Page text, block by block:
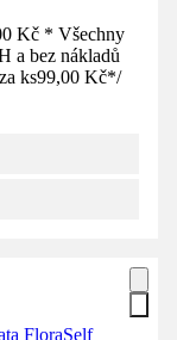
Kč * Všechny
a bez nákladů
ks99,00 Kč*/
FloraSelf